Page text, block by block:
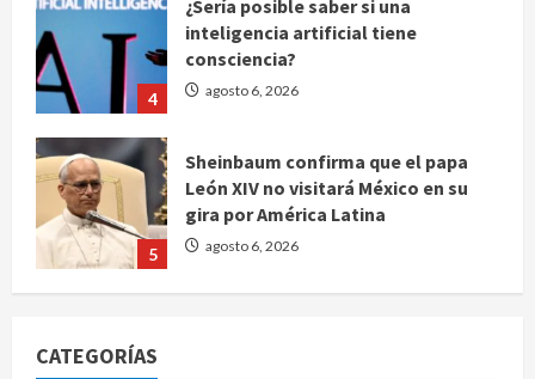
agosto 6, 2026
Sheinbaum confirma que el papa
agosto 6, 2026
Bad Bunny enfrenta dos demandas
de voces femeninas
CATEGORÍAS